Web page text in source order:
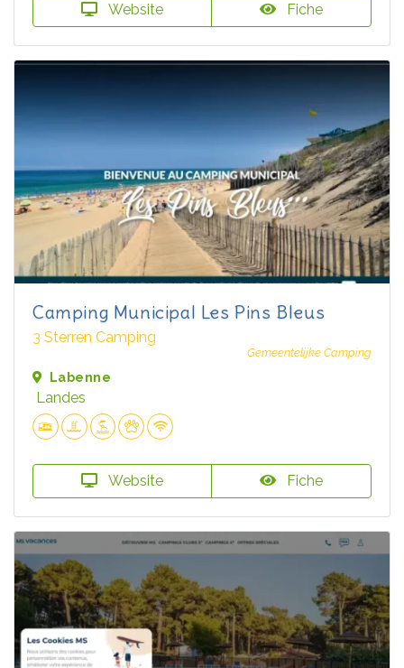
Website Fiche
Camping Municipal Les Pins Bleus
3 Sterren Camping
Gemeentelijke Camping
Labenne
Landes
Website Fiche